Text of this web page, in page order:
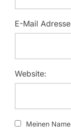
E-Mail
Website:
Meinen